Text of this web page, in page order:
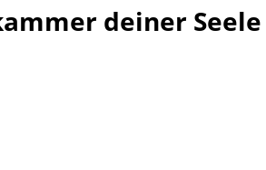
deiner Seele